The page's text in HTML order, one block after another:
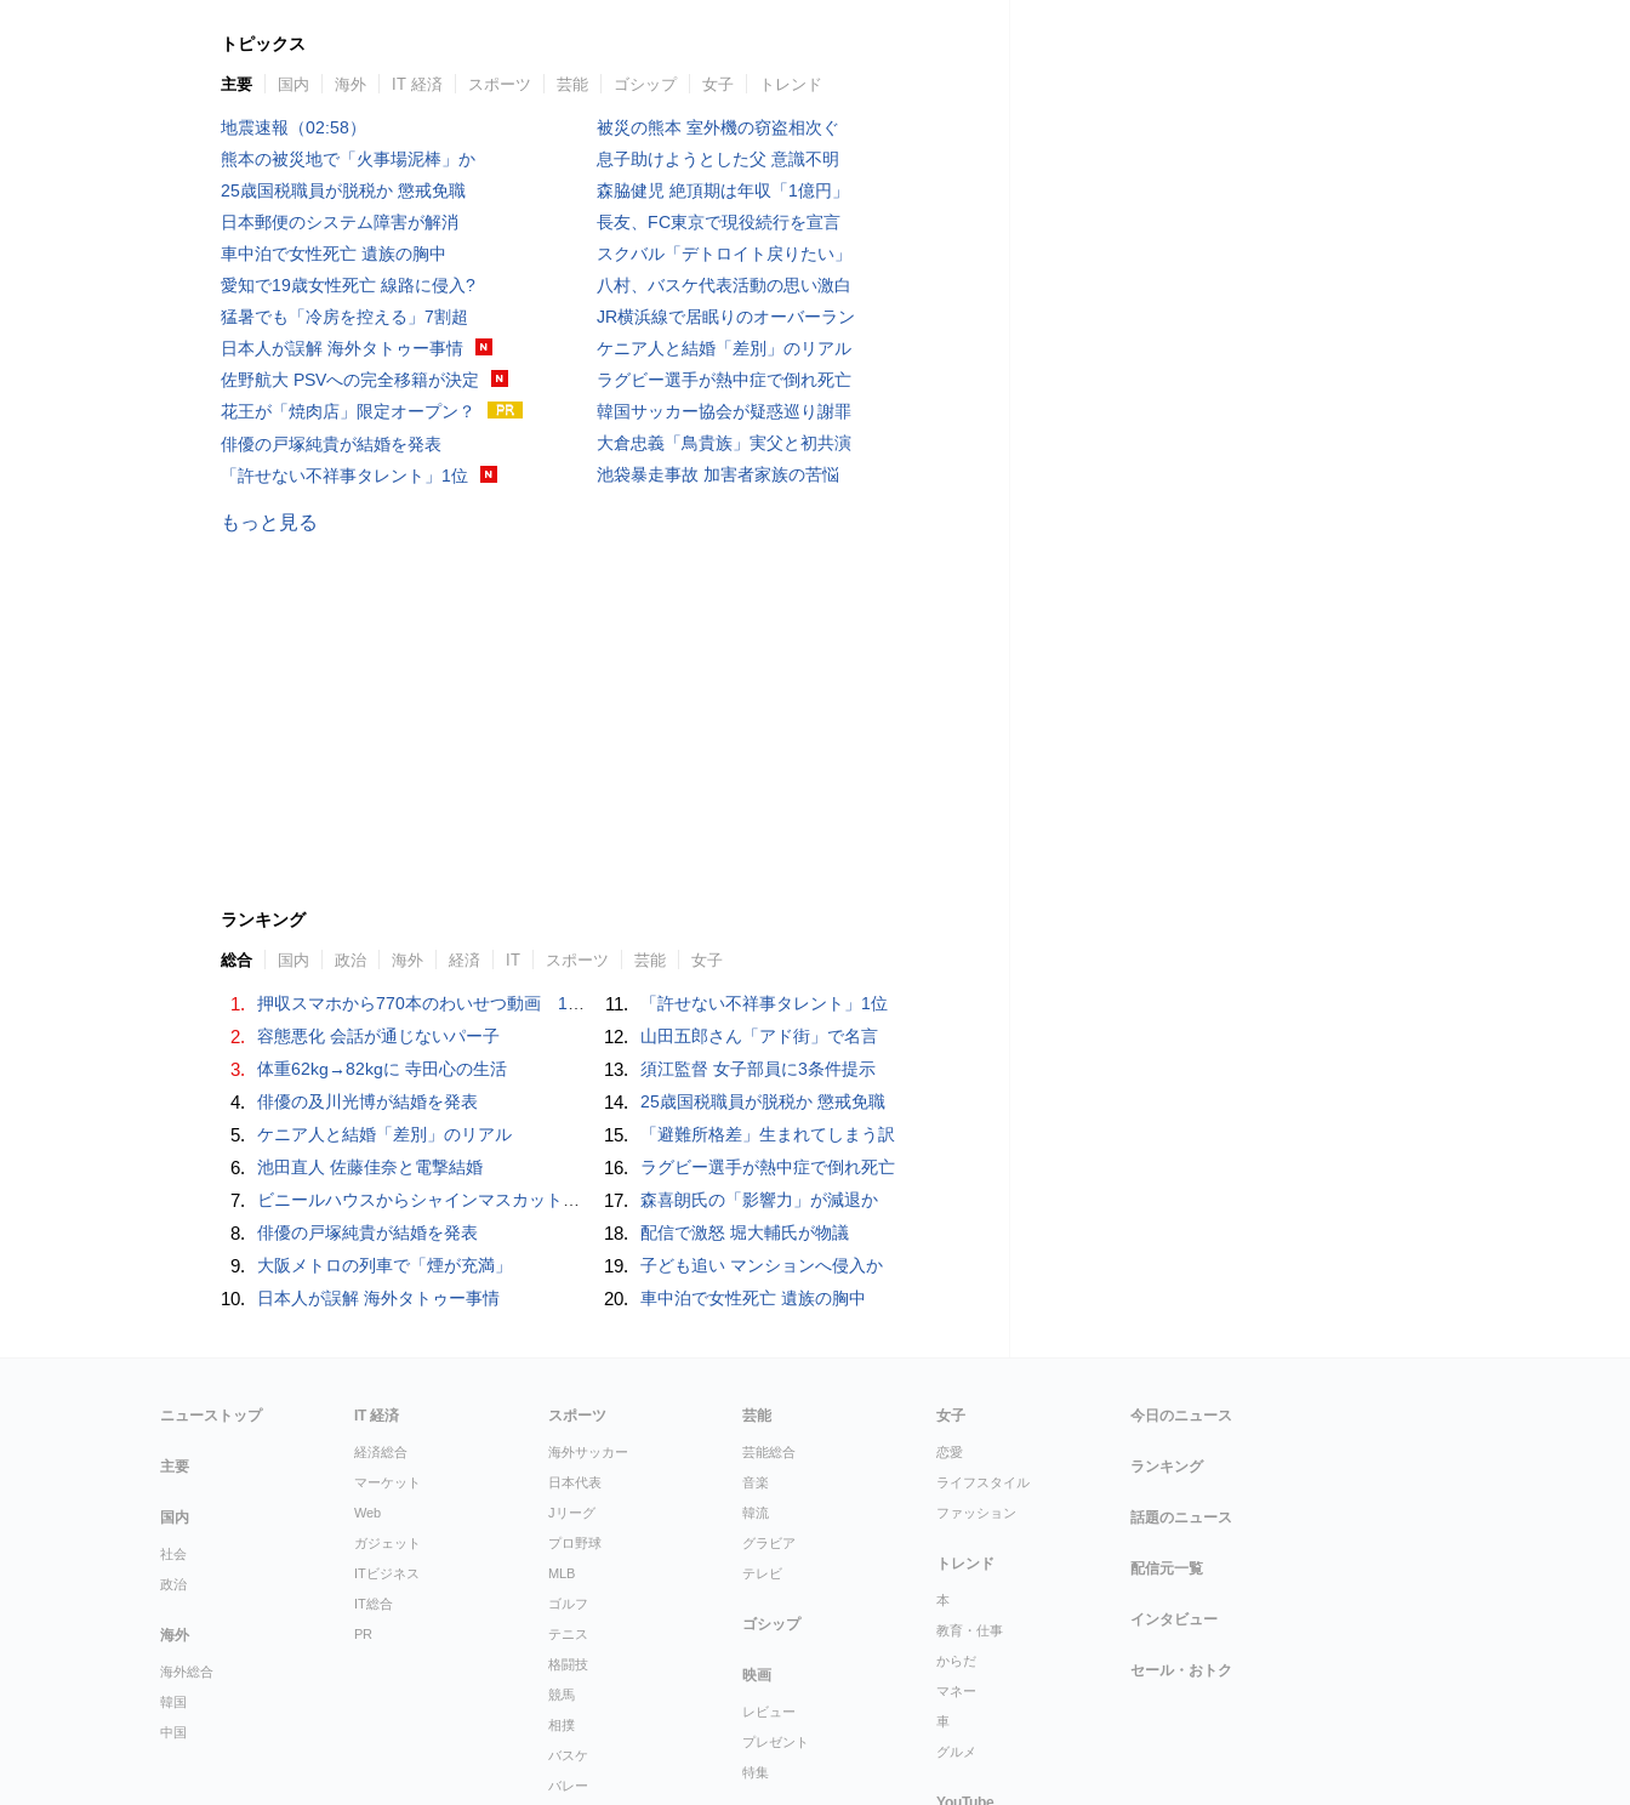
トピックス
主要 国内 海外 IT 経済 スポーツ 芸能 ゴシップ 女子 トレンド
地震速報（02:58）
熊本の被災地で「火事場泥棒」か
25歳国税職員が脱税か 懲戒免職
日本郵便のシステム障害が解消
車中泊で女性死亡 遺族の胸中
愛知で19歳女性死亡 線路に侵入?
猛暑でも「冷房を控える」7割超
日本人が誤解 海外タトゥー事情
佐野航大 PSVへの完全移籍が決定
花王が「焼肉店」限定オープン？
俳優の戸塚純貴が結婚を発表
「許せない不祥事タレント」1位
被災の熊本 室外機の窃盗相次ぐ
息子助けようとした父 意識不明
森脇健児 絶頂期は年収「1億円」
長友、FC東京で現役続行を宣言
スクバル「デトロイト戻りたい」
八村、バスケ代表活動の思い激白
JR横浜線で居眠りのオーバーラン
ケニア人と結婚「差別」のリアル
ラグビー選手が熱中症で倒れ死亡
韓国サッカー協会が疑惑巡り謝罪
大倉忠義「鳥貴族」実父と初共演
池袋暴走事故 加害者家族の苦悩
もっと見る
ランキング
総合 国内 政治 海外 経済 IT スポーツ 芸能 女子
1. 押収スマホから770本のわいせつ動画 15歳少女に酒と薬飲ませ性的暴行か 54歳男を再逮捕 「薬もありますよ」とSNSで誘い出し
2. 容態悪化 会話が通じないパー子
3. 体重62kg→82kgに 寺田心の生活
4. 俳優の及川光博が結婚を発表
5. ケニア人と結婚「差別」のリアル
6. 池田直人 佐藤佳奈と電撃結婚
7. ビニールハウスからシャインマスカット約200房を盗んだ疑い ネットで販売か 無職の男（42）逮捕 岡山県警
8. 俳優の戸塚純貴が結婚を発表
9. 大阪メトロの列車で「煙が充満」
10. 日本人が誤解 海外タトゥー事情
11. 「許せない不祥事タレント」1位
12. 山田五郎さん「アド街」で名言
13. 須江監督 女子部員に3条件提示
14. 25歳国税職員が脱税か 懲戒免職
15. 「避難所格差」生まれてしまう訳
16. ラグビー選手が熱中症で倒れ死亡
17. 森喜朗氏の「影響力」が減退か
18. 配信で激怒 堀大輔氏が物議
19. 子ども追い マンションへ侵入か
20. 車中泊で女性死亡 遺族の胸中
ニューストップ
主要
国内
社会
政治
海外
海外総合
韓国
中国
IT 経済
経済総合
マーケット
Web
ガジェット
ITビジネス
IT総合
PR
スポーツ
海外サッカー
日本代表
Jリーグ
プロ野球
MLB
ゴルフ
テニス
格闘技
競馬
相撲
バスケ
バレー
芸能
芸能総合
音楽
韓流
グラビア
テレビ
ゴシップ
映画
レビュー
プレゼント
特集
女子
恋愛
ライフスタイル
ファッション
トレンド
本
教育・仕事
からだ
マネー
車
グルメ
今日のニュース
ランキング
話題のニュース
配信元一覧
インタビュー
セール・おトク